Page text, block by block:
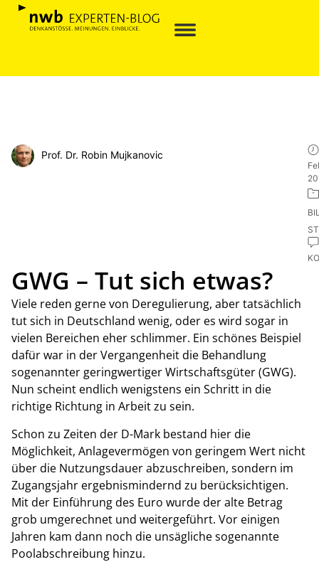
Prof. Dr. Robin Mujkanovic
GWG – Tut sich etwas?
Viele reden gerne von Deregulierung, aber tatsächlich
tut sich in Deutschland wenig, oder es wird sogar in
vielen Bereichen eher schlimmer. Ein schönes Beispiel
dafür war in der Vergangenheit die Behandlung
sogenannter geringwertiger Wirtschaftsgüter (GWG).
Nun scheint endlich wenigstens ein Schritt in die
richtige Richtung in Arbeit zu sein.
Schon zu Zeiten der D-Mark bestand hier die
Möglichkeit, Anlagevermögen von geringem Wert nicht
über die Nutzungsdauer abzuschreiben, sondern im
Zugangsjahr ergebnismindernd zu berücksichtigen.
Mit der Einführung des Euro wurde der alte Betrag
grob umgerechnet und weitergeführt. Vor einigen
Jahren kam dann noch die unsägliche sogenannte
Poolabschreibung hinzu.